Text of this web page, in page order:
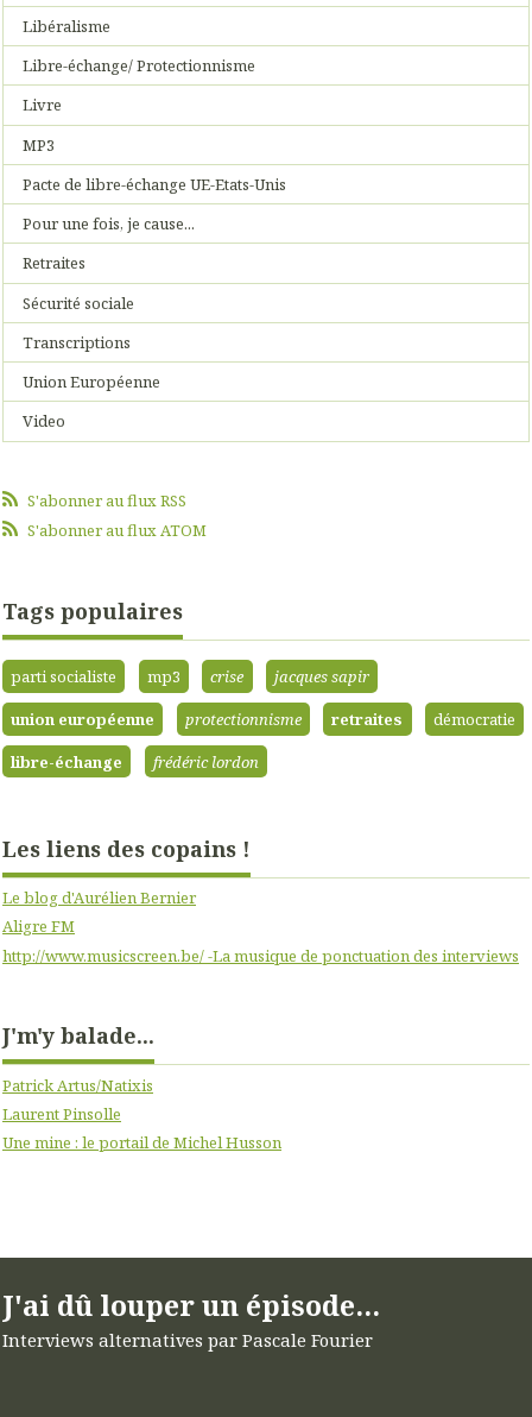
Libéralisme
Libre-échange/ Protectionnisme
Livre
MP3
Pacte de libre-échange UE-Etats-Unis
Pour une fois, je cause...
Retraites
Sécurité sociale
Transcriptions
Union Européenne
Video
S'abonner au flux RSS
S'abonner au flux ATOM
Tags populaires
parti socialiste mp3 crise
jacques sapir
union européenne
protectionnisme retraites
démocratie
libre-échange
frédéric lordon
Les liens des copains !
Le blog d'Aurélien Bernier
Aligre FM
http://www.musicscreen.be/ -La musique de ponctuation des interviews
J'm'y balade...
Patrick Artus/Natixis
Laurent Pinsolle
Une mine : le portail de Michel Husson
J'ai dû louper un épisode...
Interviews alternatives par Pascale Fourier